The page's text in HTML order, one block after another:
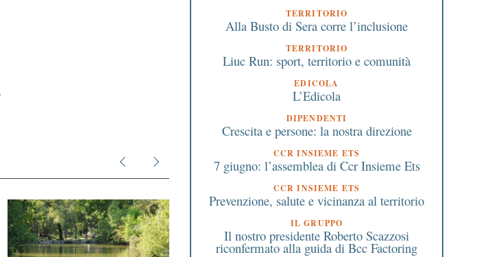
TERRITORIO
Alla Busto di Sera corre l’inclusione
TERRITORIO
Liuc Run: sport, territorio e comunità
EDICOLA
L’Edicola
DIPENDENTI
Crescita e persone: la nostra direzione
CCR INSIEME ETS
7 giugno: l’assemblea di Ccr Insieme Ets
CCR INSIEME ETS
Prevenzione, salute e vicinanza al territorio
IL GRUPPO
Il nostro presidente Roberto Scazzosi
riconfermato alla guida di Bcc Factoring